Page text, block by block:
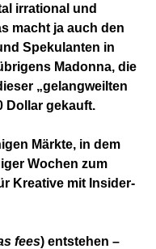
irrational und
macht ja auch den
Spekulanten in
Madonna, die
„gelangweilten
Dollar gekauft.
Märkte, in dem
Wochen zum
Kreative mit Insider-
fees) entstehen –